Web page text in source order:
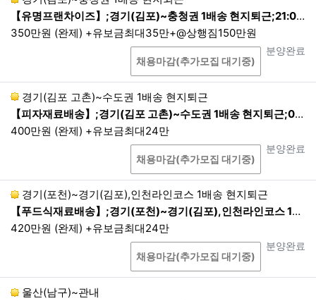
【유명프랜차이즈】;경기(김포)~충청권 1배송 현지퇴근;21:00~06:00 1배송 현지퇴근
350만원 (완제) +유보금최대35만+@상행짐150만원
진행상태
분양완료
상담
채용마감(추가모집 대기중)
경기(김포 고촌)~수도권 1배송 현지퇴근
【피자재료배송】;경기(김포 고촌)~수도권 1배송 현지퇴근;08:00~17:00 1배송 현지퇴근
400만원 (완제) +유보금최대24만
진행상태
분양완료
상담
채용마감(추가모집 대기중)
경기(포천)~경기(김포),인천라인코스 1배송 현지퇴근
【푸드식재료배송】;경기(포천)~경기(김포),인천라인코스 1배송 현지퇴근;04:00~13:00 1배송 현지퇴근
420만원 (완제) +유보금최대24만
진행상태
분양완료
상담
채용마감(추가모집 대기중)
울산(남구)~관내